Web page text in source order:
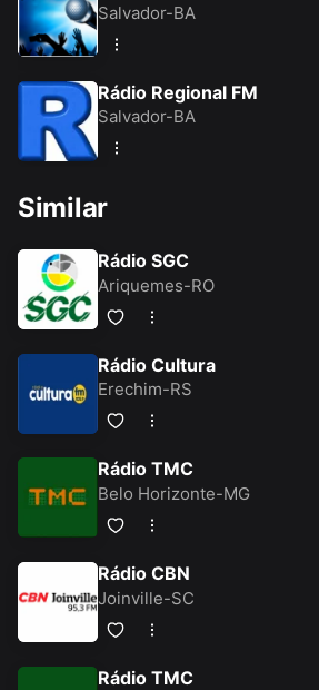
Salvador-BA
Rádio Regional FM
Salvador-BA
Similar
Rádio SGC
Ariquemes-RO
Rádio Cultura
Erechim-RS
Rádio TMC
Belo Horizonte-MG
Rádio CBN
Joinville-SC
Rádio TMC